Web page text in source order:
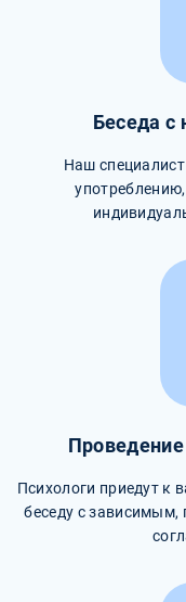
Беседа с
Наш
Психологи приедут к
беседу с зависимым,